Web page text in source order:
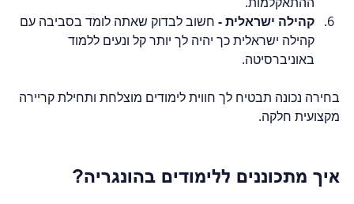
קהילה ישראלית - חשוב לבדוק שאתה לומד בסביבה עם
קהילה ישראלית כך יהיה לך יותר קל ונעים ללמוד
באוניברסיטה.
בחירה נכונה תבטיח לך חווית לימודים מוצלחת ותחילת קריירה
מקצועית חלקה.
איך מתכוננים ללימודים בהונגריה?